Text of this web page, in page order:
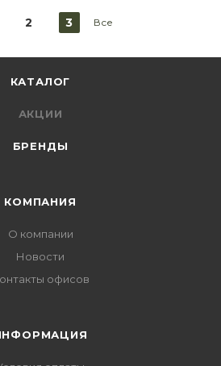
2 3 Все
КАТАЛОГ
АКЦИИ
БРЕНДЫ
КОМПАНИЯ
О компании
Новости
офисов